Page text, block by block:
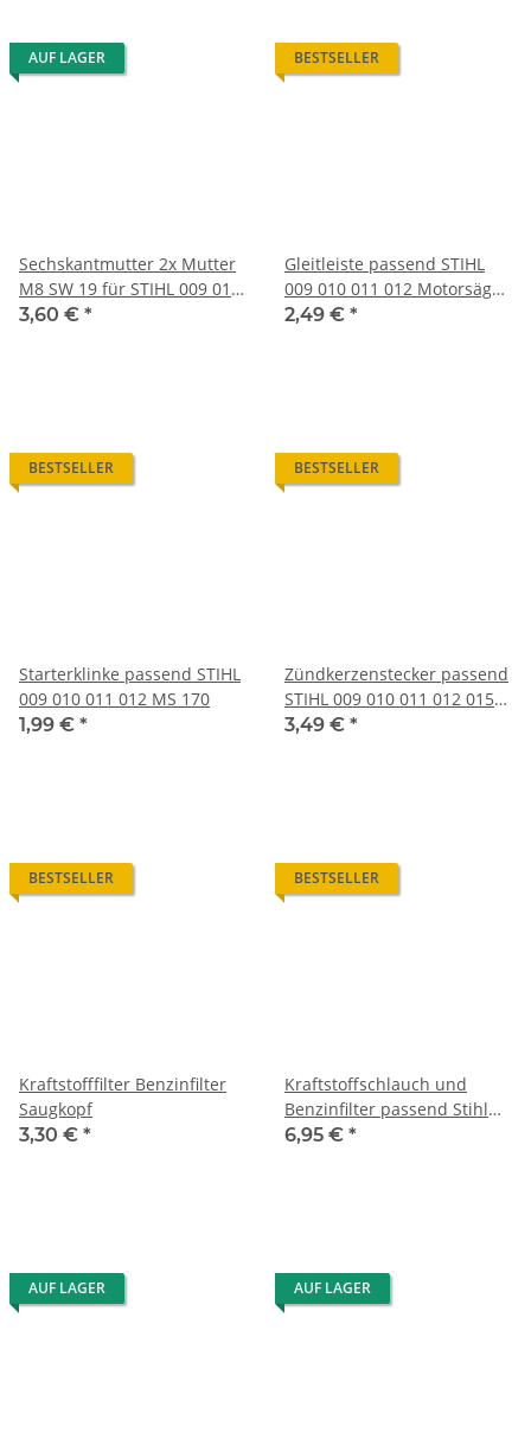
AUF LAGER
Sechskantmutter 2x Mutter
M8 SW 19 für STIHL 009 010
011 012 015
3,60 € *
BESTSELLER
Gleitleiste passend STIHL
009 010 011 012 Motorsäge
Kettensäge
2,49 € *
BESTSELLER
Starterklinke passend STIHL
009 010 011 012 MS 170
1,99 € *
BESTSELLER
Zündkerzenstecker passend
STIHL 009 010 011 012 015
u. a. Motorsägen
3,49 € *
BESTSELLER
Kraftstofffilter Benzinfilter
Saugkopf
3,30 € *
BESTSELLER
Kraftstoffschlauch und
Benzinfilter passend Stihl
009 010 011 012
6,95 € *
AUF LAGER AUF LAGER